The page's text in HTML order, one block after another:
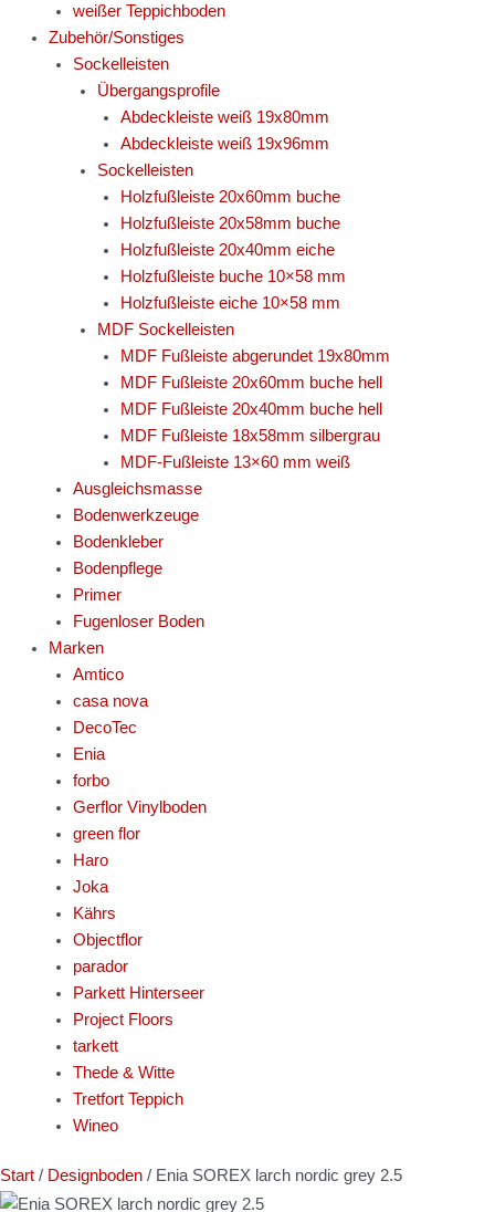
weißer Teppichboden
Zubehör/Sonstiges
Sockelleisten
Übergangsprofile
Abdeckleiste weiß 19x80mm
Abdeckleiste weiß 19x96mm
Sockelleisten
Holzfußleiste 20x60mm buche
Holzfußleiste 20x58mm buche
Holzfußleiste 20x40mm eiche
Holzfußleiste buche 10×58 mm
Holzfußleiste eiche 10×58 mm
MDF Sockelleisten
MDF Fußleiste abgerundet 19x80mm
MDF Fußleiste 20x60mm buche hell
MDF Fußleiste 20x40mm buche hell
MDF Fußleiste 18x58mm silbergrau
MDF-Fußleiste 13×60 mm weiß
Ausgleichsmasse
Bodenwerkzeuge
Bodenkleber
Bodenpflege
Primer
Fugenloser Boden
Marken
Amtico
casa nova
DecoTec
Enia
forbo
Gerflor Vinylboden
green flor
Haro
Joka
Kährs
Objectflor
parador
Parkett Hinterseer
Project Floors
tarkett
Thede & Witte
Tretfort Teppich
Wineo
Start / Designboden / Enia SOREX larch nordic grey 2.5